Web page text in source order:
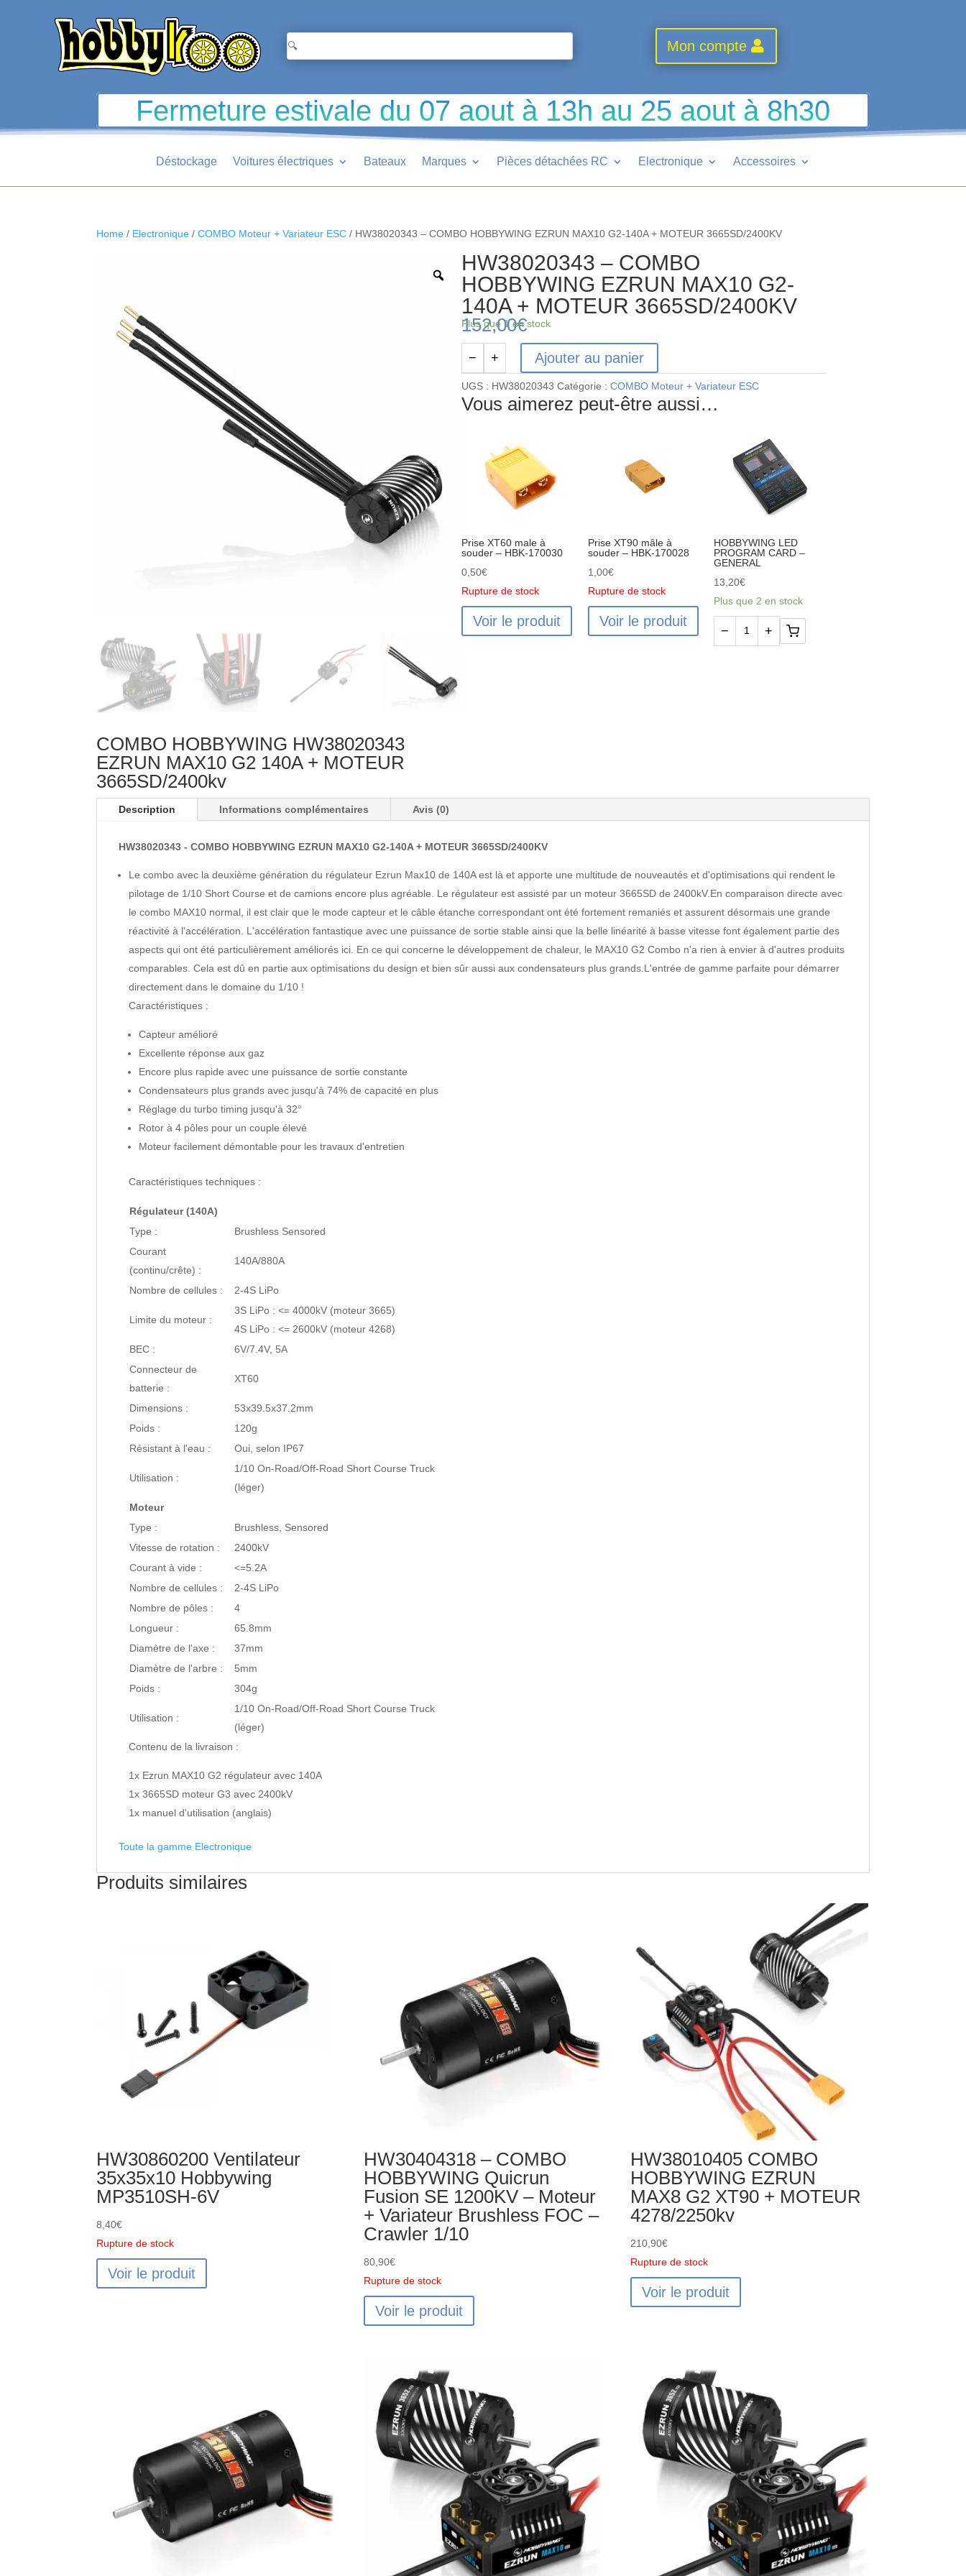
Mon compte
Fermeture estivale du 07 aout à 13h au 25 aout à 8h30
Déstockage Voitures électriques Bateaux Marques Pièces détachées RC Electronique Accessoires
Home / Electronique /COMBO Moteur + Variateur ESC / HW38020343 – COMBO HOBBYWING EZRUN MAX10 G2-140A + MOTEUR 3665SD/2400KV
COMBO HOBBYWING HW38020343
EZRUN MAX10 G2 140A + MOTEUR
3665SD/2400kv
HW38020343 – COMBO
HOBBYWING EZRUN MAX10 G2-
140A + MOTEUR 3665SD/2400KV
152,00€
Plus que 1 en stock
quantité
de
HW38020343
HOBBYWING
EZRUN
MAX10
MOTEUR
− + Ajouter au panier
UGS : HW38020343 Catégorie :COMBO Moteur + Variateur ESC
Vous aimerez peut-être aussi…
Prise XT60 male à
souder – HBK-170030
0,50€
Rupture de stock
Voir le produit
Prise XT90 mâle à
souder – HBK-170028
1,00€
Rupture de stock
Voir le produit
HOBBYWING LED
PROGRAM CARD –
GENERAL
13,20€
Plus que 2 en stock
− +
Description Informations complémentaires Avis (0)
HW38020343 - COMBO HOBBYWING EZRUN MAX10 G2-140A + MOTEUR 3665SD/2400KV
Le combo avec la deuxième génération du régulateur Ezrun Max10 de 140A est là et apporte une multitude de nouveautés et d'optimisations qui rendent le
pilotage de 1/10 Short Course et de camions encore plus agréable. Le régulateur est assisté par un moteur 3665SD de 2400kV.En comparaison directe avec
le combo MAX10 normal, il est clair que le mode capteur et le câble étanche correspondant ont été fortement remaniés et assurent désormais une grande
réactivité à l'accélération. L'accélération fantastique avec une puissance de sortie stable ainsi que la belle linéarité à basse vitesse font également partie des
aspects qui ont été particulièrement améliorés ici. En ce qui concerne le développement de chaleur, le MAX10 G2 Combo n'a rien à envier à d'autres produits
comparables. Cela est dû en partie aux optimisations du design et bien sûr aussi aux condensateurs plus grands.L'entrée de gamme parfaite pour démarrer
directement dans le domaine du 1/10 !
Caractéristiques :
Capteur amélioré
Excellente réponse aux gaz
Encore plus rapide avec une puissance de sortie constante
Condensateurs plus grands avec jusqu'à 74% de capacité en plus
Réglage du turbo timing jusqu'à 32°
Rotor à 4 pôles pour un couple élevé
Moteur facilement démontable pour les travaux d'entretien
Caractéristiques techniques :
Régulateur (140A)
Type :
Brushless Sensored
Courant
(continu/crête) :
140A/880A
Nombre de cellules : 2-4S LiPo
Limite du moteur :
3S LiPo : <= 4000kV (moteur 3665)
4S LiPo : <= 2600kV (moteur 4268)
BEC :
6V/7.4V, 5A
Connecteur de
batterie :
XT60
Dimensions :
53x39.5x37.2mm
Poids :
120g
Résistant à l'eau :
Oui, selon IP67
Utilisation :
1/10 On-Road/Off-Road Short Course Truck
(léger)
Moteur
Type :
Brushless, Sensored
Vitesse de rotation :
2400kV
Courant à vide :
<=5.2A
Nombre de cellules :
2-4S LiPo
Nombre de pôles :
4
Longueur :
65.8mm
Diamètre de l'axe :
37mm
Diamètre de l'arbre :
5mm
Poids :
304g
Utilisation :
1/10 On-Road/Off-Road Short Course Truck
(léger)
Contenu de la livraison :
1x Ezrun MAX10 G2 régulateur avec 140A
1x 3665SD moteur G3 avec 2400kV
1x manuel d'utilisation (anglais)
Toute la gamme Electronique
Produits similaires
HW30860200 Ventilateur
35x35x10 Hobbywing
MP3510SH-6V
8,40€
Rupture de stock
Voir le produit
HW30404318 – COMBO
HOBBYWING Quicrun
Fusion SE 1200KV – Moteur
+ Variateur Brushless FOC –
Crawler 1/10
80,90€
Rupture de stock
Voir le produit
HW38010405 COMBO
HOBBYWING EZRUN
MAX8 G2 XT90 + MOTEUR
4278/2250kv
210,90€
Rupture de stock
Voir le produit